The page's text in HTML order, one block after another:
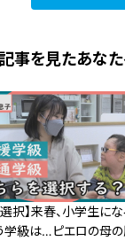
事を見たあな
選択】来春、小学生に
学級は…ピエロの母